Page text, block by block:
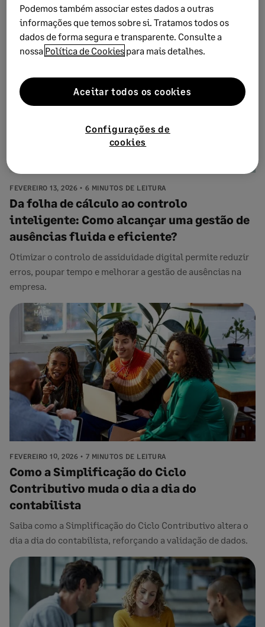
que rever no Código do Trabalho e como o Sage HR facilita
a co...
FEVEREIRO 13, 2026 6 MINUTOS DE LEITURA
Da folha de cálculo ao controlo
inteligente: Como alcançar uma gestão de
ausências fluida e eficiente?
Otimizar o controlo de assiduidade digital permite reduzir
erros, poupar tempo e melhorar a gestão de ausências na
empresa.
FEVEREIRO 10, 2026 7 MINUTOS DE LEITURA
Como a Simplificação do Ciclo
Contributivo muda o dia a dia do
contabilista
Saiba como a Simplificação do Ciclo Contributivo altera o
dia a dia do contabilista, reforçando a validação de dados.
Podemos também associar estes dados a outras
informações que temos sobre si. Tratamos todos os
dados de forma segura e transparente. Consulte a
nossa Política de Cookies para mais detalhes.
Configurações de
cookies
Aceitar todos os cookies